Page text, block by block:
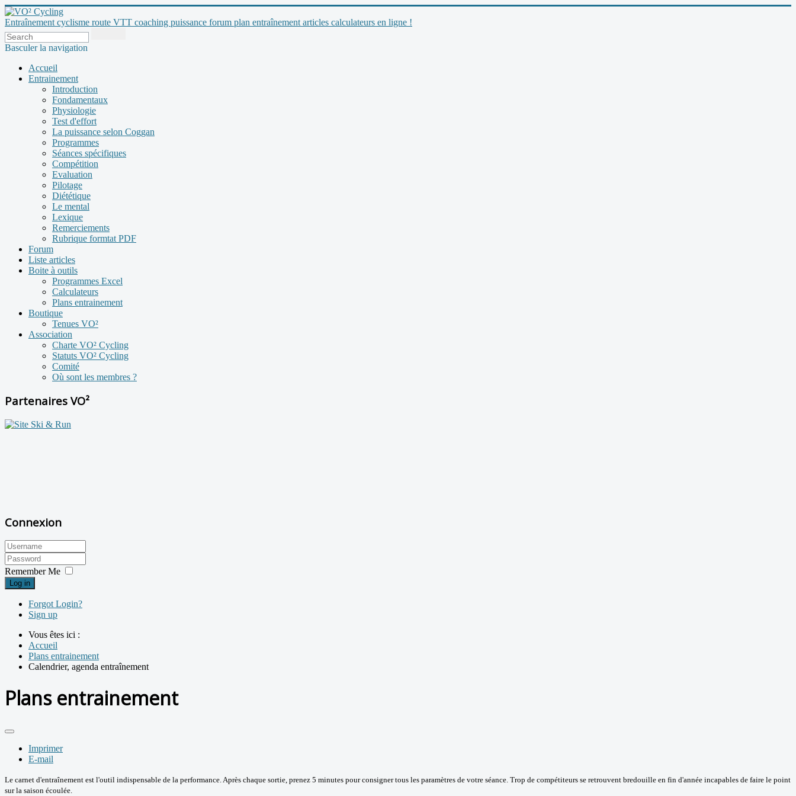
Entraînement cyclisme route VTT coaching puissance forum plan entraînement articles calculateurs en ligne !
Basculer la navigation
Accueil
Entrainement
Introduction
Fondamentaux
Physiologie
Test d'effort
La puissance selon Coggan
Programmes
Séances spécifiques
Compétition
Evaluation
Pilotage
Diététique
Le mental
Lexique
Remerciements
Rubrique formtat PDF
Forum
Liste articles
Boite à outils
Programmes Excel
Calculateurs
Plans entrainement
Boutique
Tenues VO²
Association
Charte VO² Cycling
Statuts VO² Cycling
Comité
Où sont les membres ?
Partenaires VO²
Connexion
Remember Me
Log in
Forgot Login?
Sign up
Vous êtes ici :
Accueil
Plans entrainement
Calendrier, agenda entraînement
Plans entrainement
Imprimer
E-mail
Le carnet d'entraînement est l'outil indispensable de la performance. Après chaque sortie, prenez 5 minutes pour consigner tous les paramètres de votre séance. Trop de compétiteurs se retrouvent bredouille en fin d'année incapables de faire le point
sur la saison écoulée.